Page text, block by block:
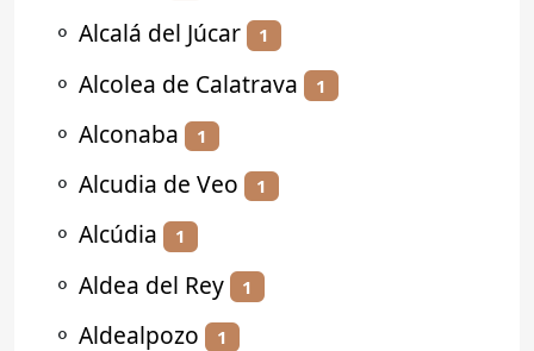
⚬ Alcalá del Júcar 1
⚬ Alcolea de Calatrava 1
⚬ Alconaba 1
⚬ Alcudia de Veo 1
⚬ Alcúdia 1
⚬ Aldea del Rey 1
⚬ Aldealpozo 1